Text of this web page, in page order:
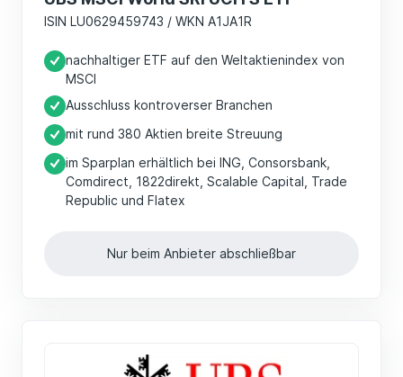
ISIN LU0629459743 / WKN A1JA1R
nachhaltiger ETF auf den Weltaktienindex von
MSCI
Ausschluss kontroverser Branchen
mit rund 380 Aktien breite Streuung
im Sparplan erhältlich bei ING, Consorsbank,
Comdirect, 1822direkt, Scalable Capital, Trade
Republic und Flatex
Nur beim Anbieter abschließbar